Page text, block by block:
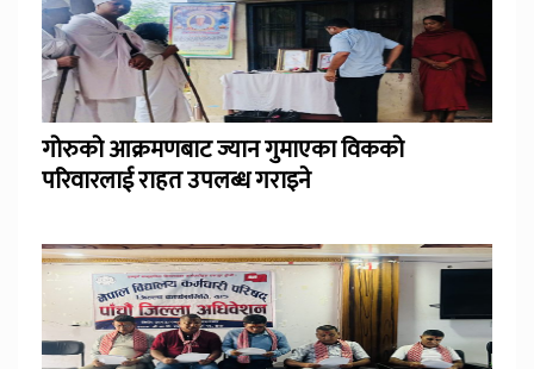
गोरुको आक्रमणबाट ज्यान गुमाएका विकको
परिवारलाई राहत उपलब्ध गराइने